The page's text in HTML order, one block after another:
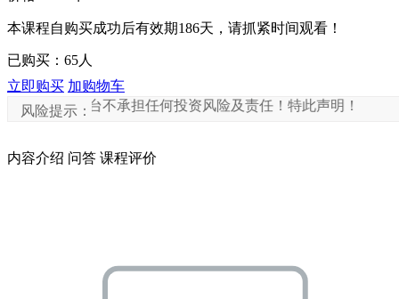
本课程自购买成功后有效期186天，请抓紧时间观看！
已购买： 65人
立即购买 加购物车
风险提示：
平台不承担任何投资风险及责任！特此声明！
内容介绍 问答 课程评价